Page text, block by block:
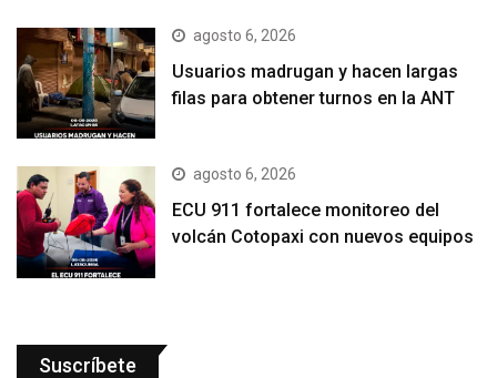
agosto 6, 2026
Usuarios madrugan y hacen largas
filas para obtener turnos en la ANT
agosto 6, 2026
ECU 911 fortalece monitoreo del
volcán Cotopaxi con nuevos equipos
Suscríbete